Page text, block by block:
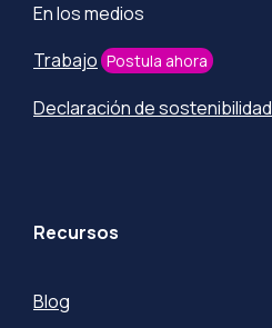
En los medios
Trabajo Postula ahora
Declaración de sostenibilidad
Recursos
Blog